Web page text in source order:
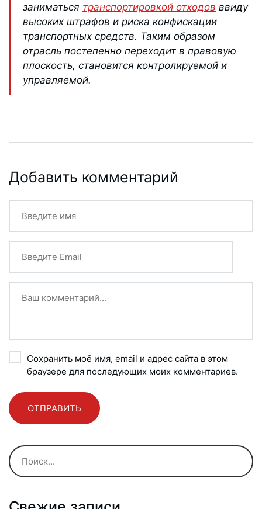
заниматься транспортировкой отходов ввиду
высоких штрафов и риска конфискации
транспортных средств. Таким образом
отрасль постепенно переходит в правовую
плоскость, становится контролируемой и
управляемой.
Добавить комментарий
Сохранить моё имя, email и адрес сайта в этом
браузере для последующих моих комментариев.